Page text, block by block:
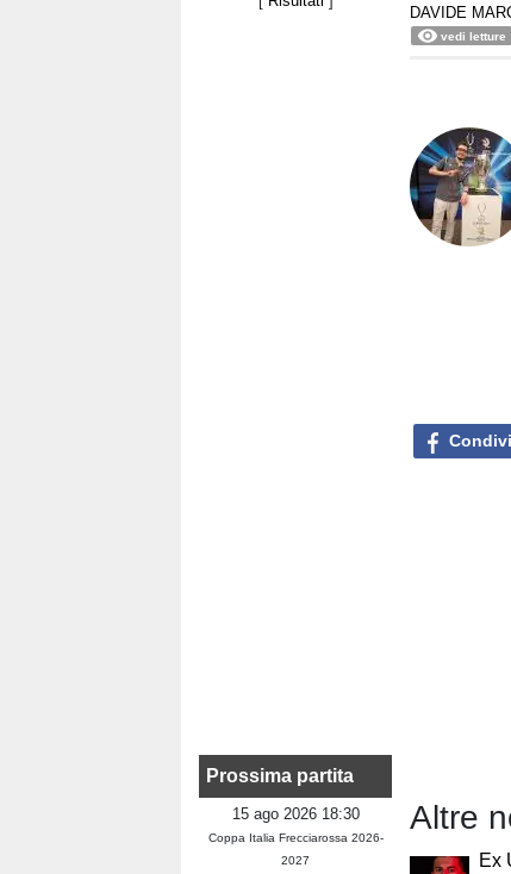
Prossima partita
15 ago 2026 18:30
Coppa Italia Frecciarossa 2026-
2027
DAVIDE
vedi letture
Altre
Ex